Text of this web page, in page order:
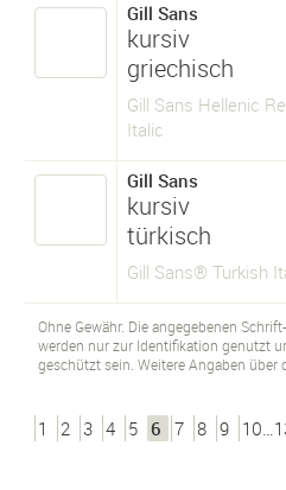
Gill Sans
kursiv
griechisch
Gill Sans Hellenic
Italic
Gill Sans
kursiv
türkisch
Gill Sans® Turkish
Ohne Gewähr. Die angegebenen
werden nur zur Identifikation genutzt
geschützt sein. Weitere Angaben über
1 2 3 4 5 6 7 8 9